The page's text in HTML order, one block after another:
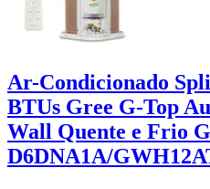
Ar-Condicionado
BTUs Gree G-Top
Wall Quente e Frio
D6DNA1A/